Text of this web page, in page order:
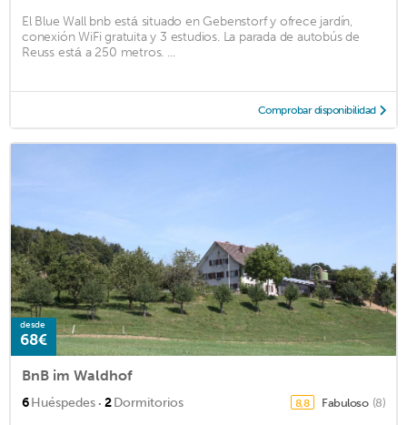
El Blue Wall bnb está situado en Gebenstorf y ofrece jardín,
conexión WiFi gratuita y 3 estudios. La parada de autobús de
Reuss está a 250 metros. ...
Comprobar disponibilidad
desde
68€
BnB im Waldhof
6Huéspedes · 2Dormitorios 8,8 Fabuloso (8)